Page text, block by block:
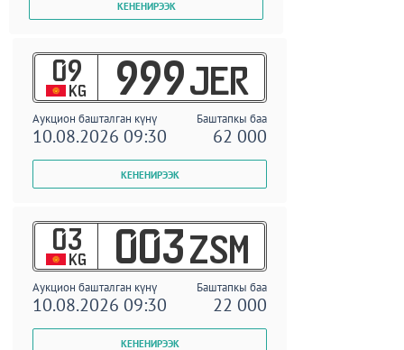
09
KG 999 JER
Аукцион башталган күнү Баштапкы баа
10.08.2026 09:30 62 000
03
KG 003 ZSM
Аукцион башталган күнү Баштапкы баа
10.08.2026 09:30 22 000